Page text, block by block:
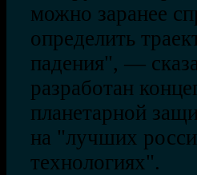
можно заранее
определить
падения", —
разработан
планетарной
на "лучших
технологиях".